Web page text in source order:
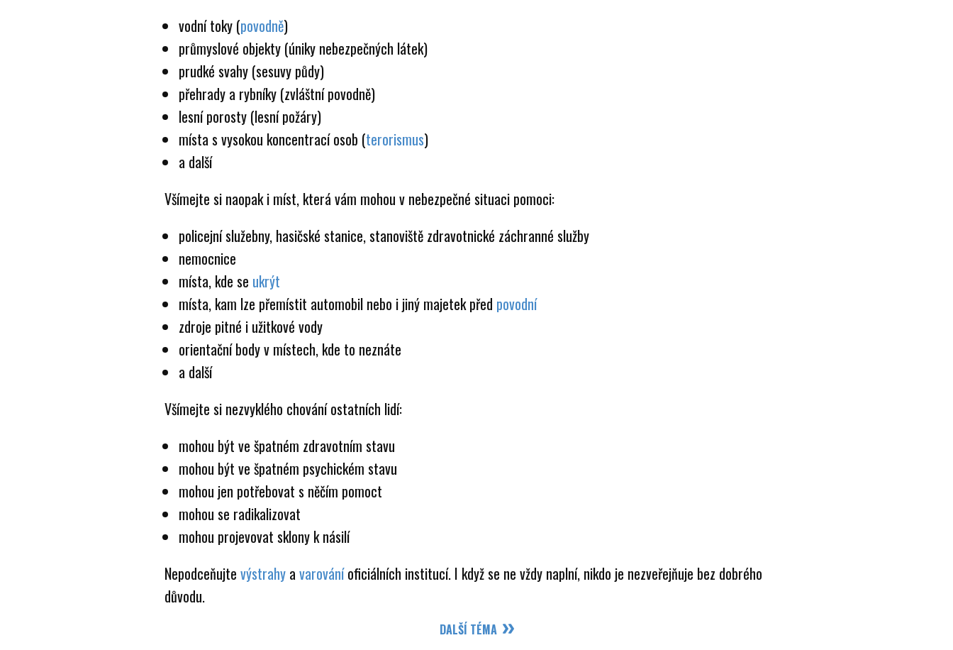
vodní toky (povodně)
průmyslové objekty (úniky nebezpečných látek)
prudké svahy (sesuvy půdy)
přehrady a rybníky (zvláštní povodně)
lesní porosty (lesní požáry)
místa s vysokou koncentrací osob (terorismus)
a další
Všímejte si naopak i míst, která vám mohou v nebezpečné situaci pomoci:
policejní služebny, hasičské stanice, stanoviště zdravotnické záchranné služby
nemocnice
místa, kde se ukrýt
místa, kam lze přemístit automobil nebo i jiný majetek před povodní
zdroje pitné i užitkové vody
orientační body v místech, kde to neznáte
a další
Všímejte si nezvyklého chování ostatních lidí:
mohou být ve špatném zdravotním stavu
mohou být ve špatném psychickém stavu
mohou jen potřebovat s něčím pomoct
mohou se radikalizovat
mohou projevovat sklony k násilí
Nepodceňujte výstrahy avarováníoficiálních institucí. I když se ne vždy naplní, nikdo je nezveřejňuje bez dobrého
důvodu.
DALŠÍ TÉMA